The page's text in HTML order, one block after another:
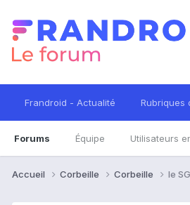
Frandroid - Actualité Rubriques
Forums Équipe Utilisateurs
Accueil Corbeille Corbeille le